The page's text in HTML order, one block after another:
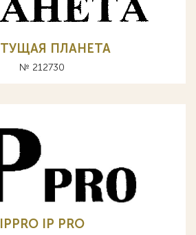
ПЛАНЕТА
№ 212730
IPPRO IP PRO